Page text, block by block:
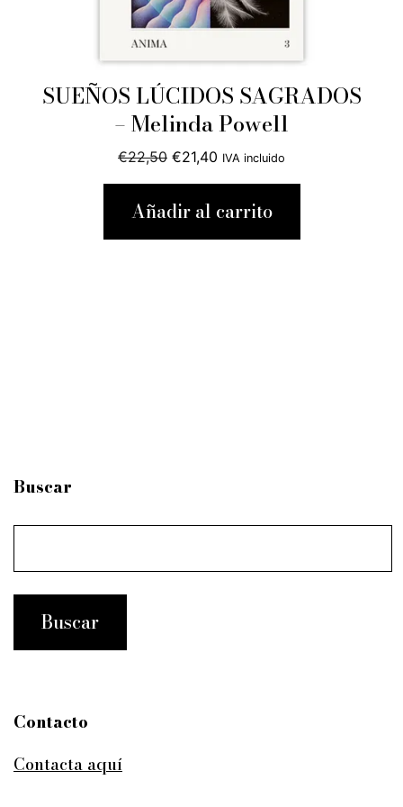
SUEÑOS LÚCIDOS SAGRADOS
– Melinda Powell
€22,50 El
precio
original
€21,40 El
precio
actual
IVA incluido
Añadir al carrito
Buscar
Contacto
Contacta aquí